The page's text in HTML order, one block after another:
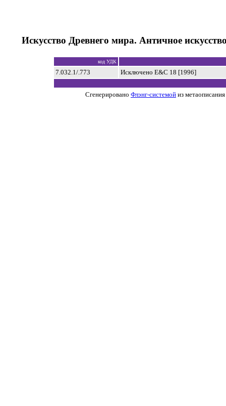
Искусство Древнего мира. Античное
код УДК
7.032.1/.773 Исключено E&C 18 [1996]
Сгенерировано Флэнг-системой из